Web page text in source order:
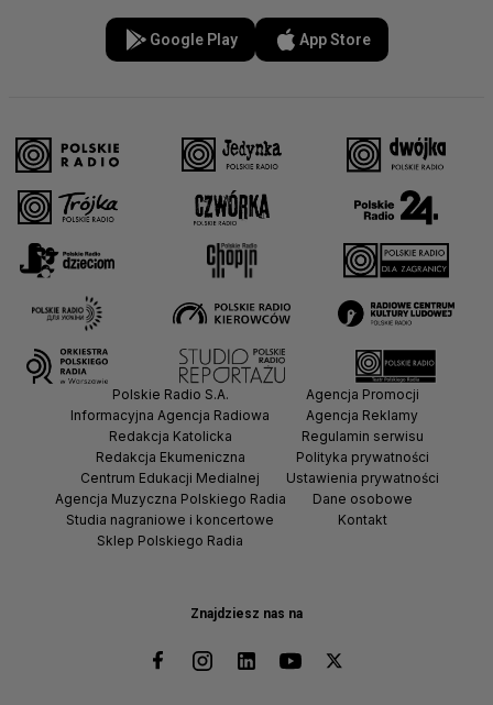
Google Play App Store
Znajdziesz nas na
Polskie Radio S.A.
Informacyjna Agencja Radiowa
Redakcja Katolicka
Redakcja Ekumeniczna
Centrum Edukacji Medialnej
Agencja Muzyczna Polskiego Radia
Studia nagraniowe i koncertowe
Sklep Polskiego Radia
Agencja Promocji
Agencja Reklamy
Regulamin serwisu
Polityka prywatności
Ustawienia prywatności
Dane osobowe
Kontakt